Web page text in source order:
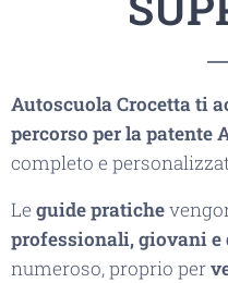
Autoscuola Crocetta ti
percorso per la patente
completo e
Le guide pratiche
professionali, giovani
numeroso, proprio per